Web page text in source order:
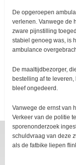
De opgeroepen
verlenen. Vanwege de
zware pijnstilling
stabiel genoeg was, is
ambulance
De maaltijdbezorger,
bestelling af te
bleef ongedeerd.
Vanwege de ernst van
Verkeer van de politie
sporenonderzoek
schuldvraag van deze
als de fatbike liepen